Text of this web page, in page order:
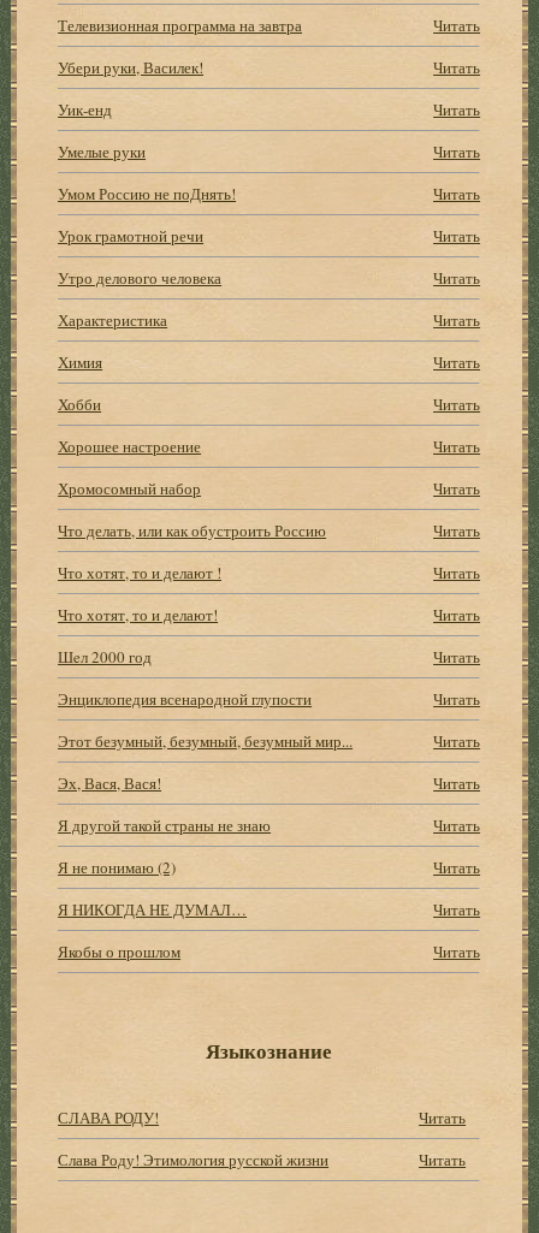
Телевизионная программа на завтра
Читать
Убери руки, Василек!
Читать
Уик-енд
Читать
Умелые руки
Читать
Умом Россию не поДнять!
Читать
Урок грамотной речи
Читать
Утро делового человека
Читать
Характеристика
Читать
Химия
Читать
Хобби
Читать
Хорошее настроение
Читать
Хромосомный набор
Читать
Что делать, или как обустроить Россию
Читать
Что хотят, то и делают !
Читать
Что хотят, то и делают!
Читать
Шeл 2000 год
Читать
Энциклопедия всенародной глупости
Читать
Этот безумный, безумный, безумный мир...
Читать
Эх, Вася, Вася!
Читать
Я другой такой страны не знаю
Читать
Я не понимаю (2)
Читать
Я НИКОГДА НЕ ДУМАЛ…
Читать
Якобы о прошлом
Читать
Языкознание
СЛАВА РОДУ!
Читать
Слава Роду! Этимология русской жизни
Читать